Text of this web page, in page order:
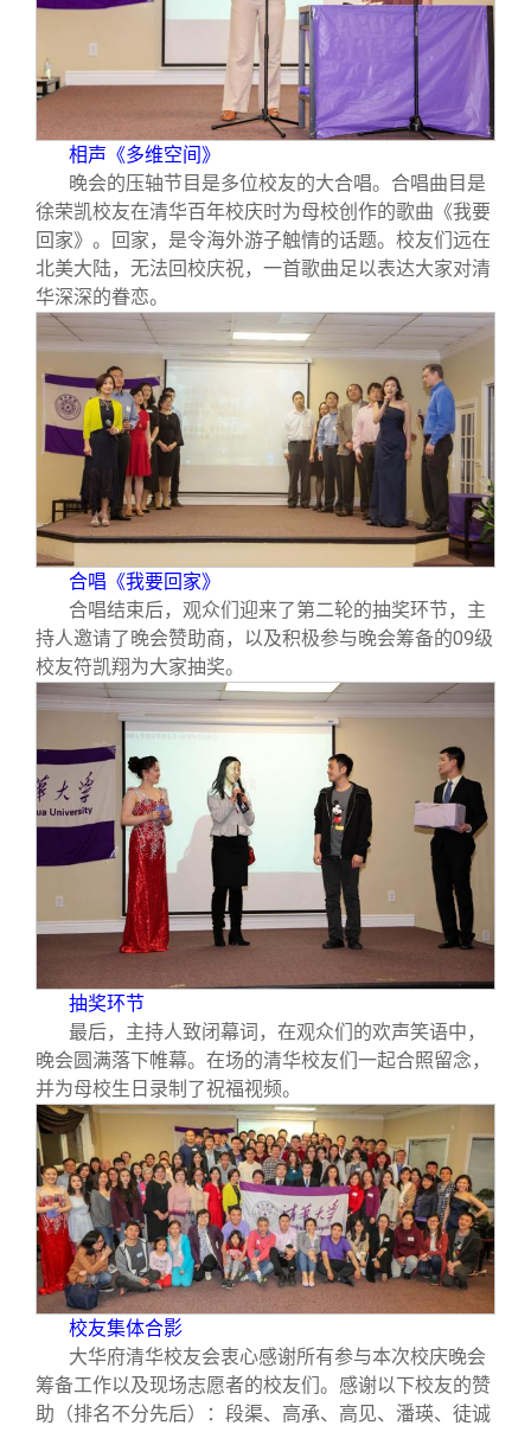
相声《多维空间》
晚会的压轴节目是多位校友的大合唱。合唱曲目是
徐荣凯校友在清华百年校庆时为母校创作的歌曲《我要
回家》。回家，是令海外游子触情的话题。校友们远在
北美大陆，无法回校庆祝，一首歌曲足以表达大家对清
华深深的眷恋。
合唱《我要回家》
合唱结束后，观众们迎来了第二轮的抽奖环节，主
持人邀请了晚会赞助商，以及积极参与晚会筹备的09级
校友符凯翔为大家抽奖。
抽奖环节
最后，主持人致闭幕词，在观众们的欢声笑语中，
晚会圆满落下帷幕。在场的清华校友们一起合照留念，
并为母校生日录制了祝福视频。
校友集体合影
大华府清华校友会衷心感谢所有参与本次校庆晚会
筹备工作以及现场志愿者的校友们。感谢以下校友的赞
助（排名不分先后）：段渠、高承、高见、潘瑛、徒诚